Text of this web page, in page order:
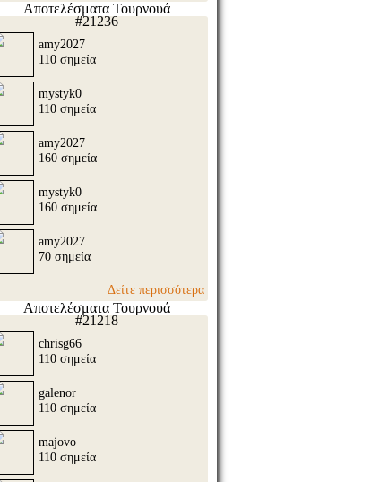
Αποτελέσματα Τουρνουά
#21236
amy2027
110 σημεία
mystyk0
110 σημεία
amy2027
160 σημεία
mystyk0
160 σημεία
amy2027
70 σημεία
Δείτε περισσότερα
Αποτελέσματα Τουρνουά
#21218
chrisg66
110 σημεία
galenor
110 σημεία
majovo
110 σημεία